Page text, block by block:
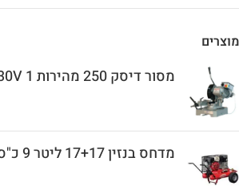
מוצרים
מסור דיסק 250 מהירות 1 230V
מדחס בנזין 17+17 ליטר 9 כ"ס